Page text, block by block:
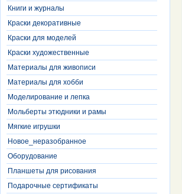
Книги и журналы
Краски декоративные
Краски для моделей
Краски художественные
Материалы для живописи
Материалы для хобби
Моделирование и лепка
Мольберты этюдники и рамы
Мягкие игрушки
Новое_неразобранное
Оборудование
Планшеты для рисования
Подарочные сертификаты